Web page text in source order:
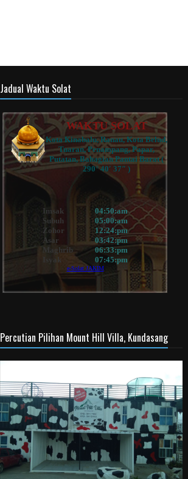
Jadual Waktu Solat
Percutian Pilihan Mount Hill Villa, Kundasang